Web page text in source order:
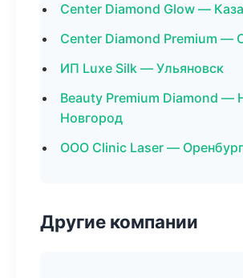
Center Diamond Glow —
Center Diamond Premium —
ИП Luxe Silk — Ульяновск
Beauty Premium Diamond —
Новгород
ООО Clinic Laser — Оренбург
Другие компании